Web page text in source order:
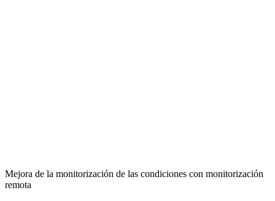
Mejora de la monitorización de las condiciones con monitorización
remota